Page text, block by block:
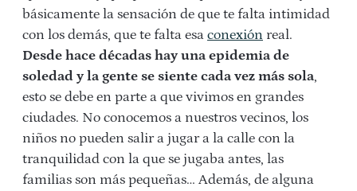
básicamente la sensación de que te falta intimidad
con los demás, que te falta esa conexión real.
Desde hace décadas hay una epidemia de
soledad y la gente se siente cada vez más sola,
esto se debe en parte a que vivimos en grandes
ciudades. No conocemos a nuestros vecinos, los
niños no pueden salir a jugar a la calle con la
tranquilidad con la que se jugaba antes, las
familias son más pequeñas… Además, de alguna